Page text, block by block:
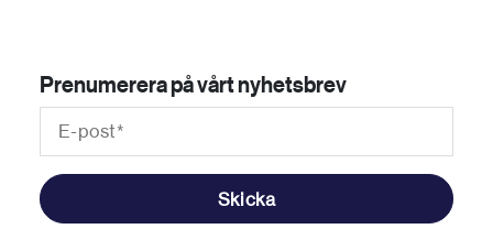
Prenumerera på vårt nyhetsbrev